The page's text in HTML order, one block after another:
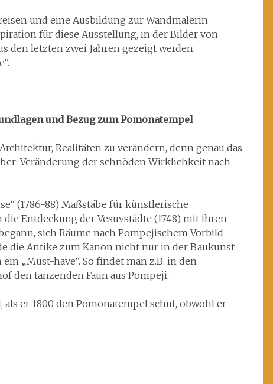
und eine Ausbildung zur Wandmalerin
für diese Ausstellung, in der Bilder von
den letzten zwei Jahren gezeigt werden:
und Bezug zum Pomonatempel
Realitäten zu verändern, denn genau das
Veränderung der schnöden Wirklichkeit nach
(1786-88) Maßstäbe für künstlerische
Entdeckung der Vesuvstädte (1748) mit ihren
sich Räume nach Pompejischem Vorbild
die Antike zum Kanon nicht nur in der Baukunst
„Must-have“. So findet man z.B. in den
den tanzenden Faun aus Pompeji.
er 1800 den Pomonatempel schuf, obwohl er